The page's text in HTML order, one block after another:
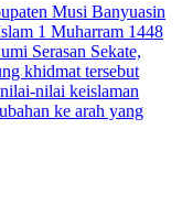
Musi Banyuasin
1 Muharram 1448
Serasan Sekate,
khidmat tersebut
nilai keislaman
ke arah yang